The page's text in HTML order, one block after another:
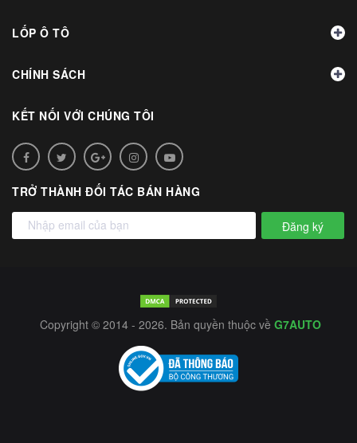
LỐP Ô TÔ
CHÍNH SÁCH
KẾT NỐI VỚI CHÚNG TÔI
TRỞ THÀNH ĐỐI TÁC BÁN HÀNG
Đăng ký
Copyright © 2014 - 2026. Bản quyền thuộc về G7AUTO